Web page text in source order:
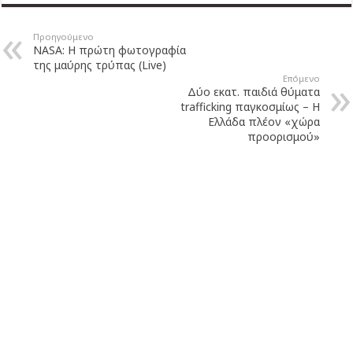
Προηγούμενο
NASA: Η πρώτη φωτογραφία
της μαύρης τρύπας (Live)
Επόμενο
Δύο εκατ. παιδιά θύματα
trafficking παγκοσμίως – H
Ελλάδα πλέον «χώρα
προορισμού»